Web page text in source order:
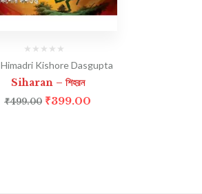
Himadri Kishore Dasgupta
Siharan – শিহরন
₹499.00 ₹399.00